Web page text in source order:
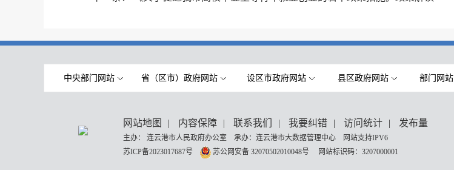
中央部门网站 省（区市）政府网站 设区市政府网站 县区政府网站 部门网站
网站地图 | 内容保障 | 联系我们 | 我要纠错 | 访问统计 | 发布量
主办： 连云港市人民政府办公室 承办：连云港市大数据管理中心 网站支持IPV6
苏ICP备2023017687号
苏公网安备 32070502010048号 网站标识码：3207000001